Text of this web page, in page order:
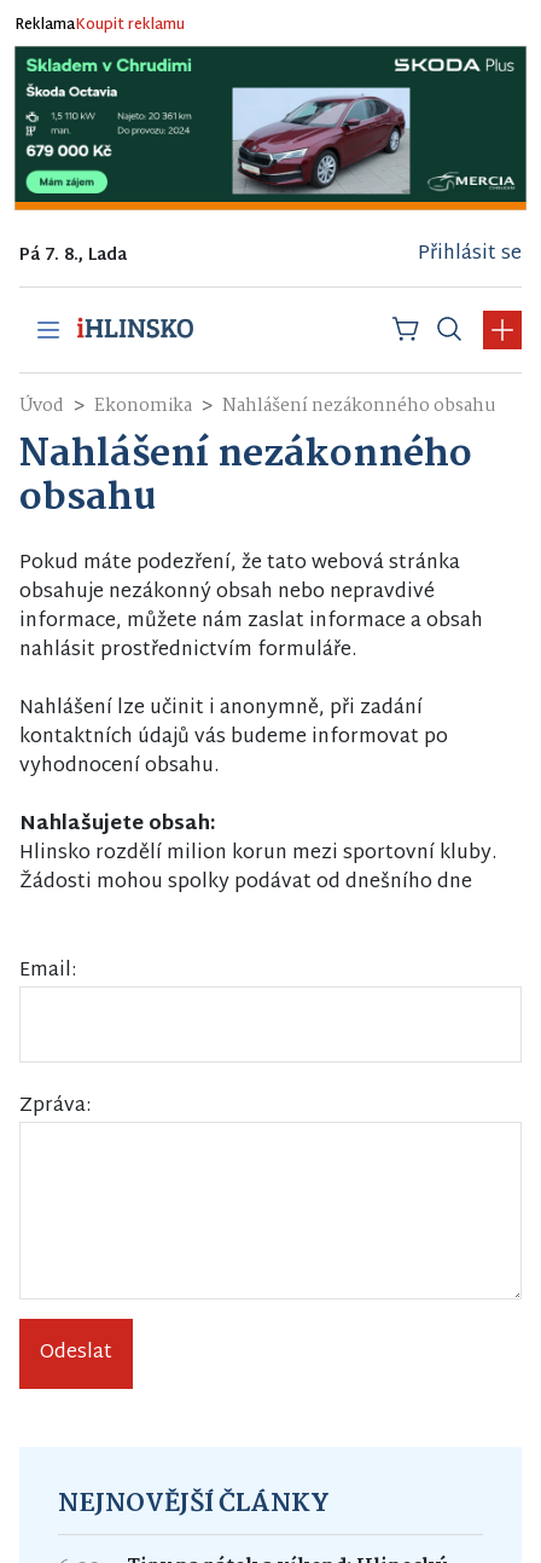
ReklamaKoupit reklamu
Pá 7. 8., Lada Přihlásit se
Úvod Ekonomika Nahlášení nezákonného obsahu
Nahlášení nezákonného
obsahu
Pokud máte podezření, že tato webová stránka
obsahuje nezákonný obsah nebo nepravdivé
informace, můžete nám zaslat informace a obsah
nahlásit prostřednictvím formuláře.
Nahlášení lze učinit i anonymně, při zadání
kontaktních údajů vás budeme informovat po
vyhodnocení obsahu.
Nahlašujete obsah:
Hlinsko rozdělí milion korun mezi sportovní kluby.
Žádosti mohou spolky podávat od dnešního dne
Email:
Zpráva:
Odeslat
NEJNOVĚJŠÍ ČLÁNKY